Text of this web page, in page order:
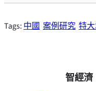
Tags: 中國 案例研究 特
智經濟